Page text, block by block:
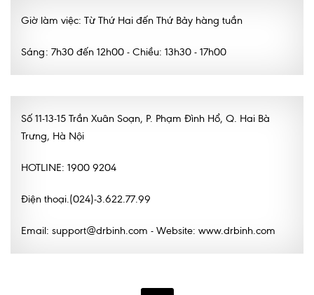
Giờ làm việc: Từ Thứ Hai đến Thứ Bảy hàng tuần
Sáng: 7h30 đến 12h00 - Chiều: 13h30 - 17h00
Số 11-13-15 Trần Xuân Soạn, P. Phạm Đình Hổ, Q. Hai Bà
Trưng, Hà Nội
HOTLINE: 1900 9204
Điện thoại.(024)-3.622.77.99
Email: support@drbinh.com - Website: www.drbinh.com